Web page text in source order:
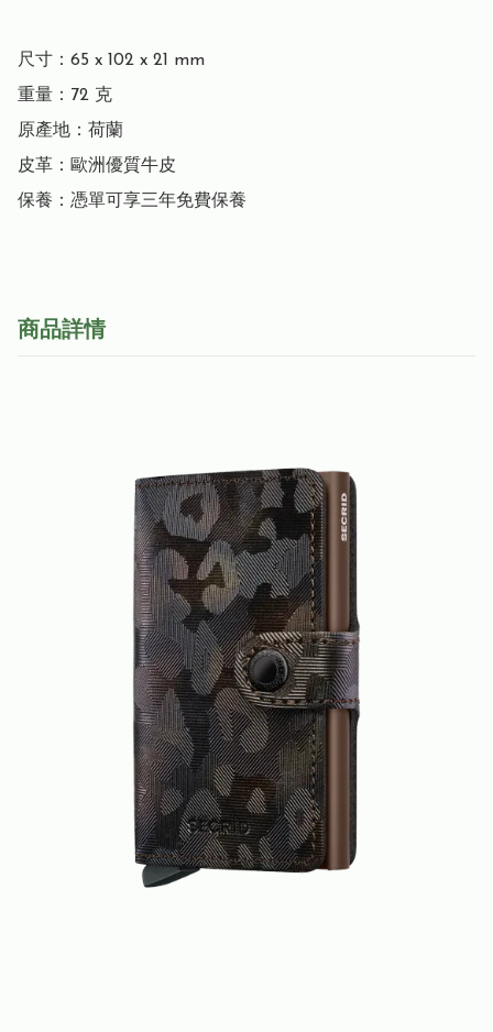
尺寸：65 x 102 x 21 mm
重量：72 克
原產地：荷蘭
皮革：歐洲優質牛皮
保養：憑單可享三年免費保養
商品詳情